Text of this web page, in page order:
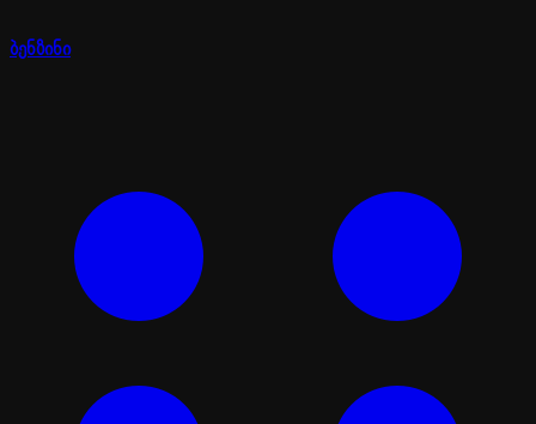
ბენზინი